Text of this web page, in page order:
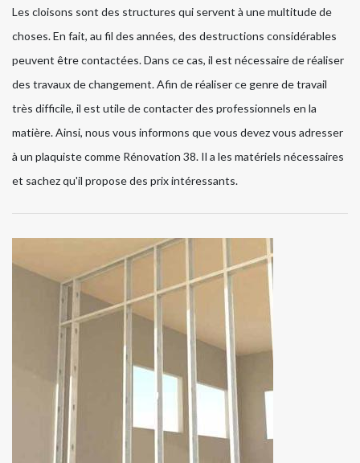
Les cloisons sont des structures qui servent à une multitude de
choses. En fait, au fil des années, des destructions considérables
peuvent être contactées. Dans ce cas, il est nécessaire de réaliser
des travaux de changement. Afin de réaliser ce genre de travail
très difficile, il est utile de contacter des professionnels en la
matière. Ainsi, nous vous informons que vous devez vous adresser
à un plaquiste comme Rénovation 38. Il a les matériels nécessaires
et sachez qu'il propose des prix intéressants.